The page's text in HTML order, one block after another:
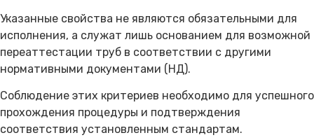
Указанные свойства не являются обязательными для
исполнения, а служат лишь основанием для возможной
переаттестации труб в соответствии с другими
нормативными документами (НД).
Соблюдение этих критериев необходимо для успешного
прохождения процедуры и подтверждения
соответствия установленным стандартам.